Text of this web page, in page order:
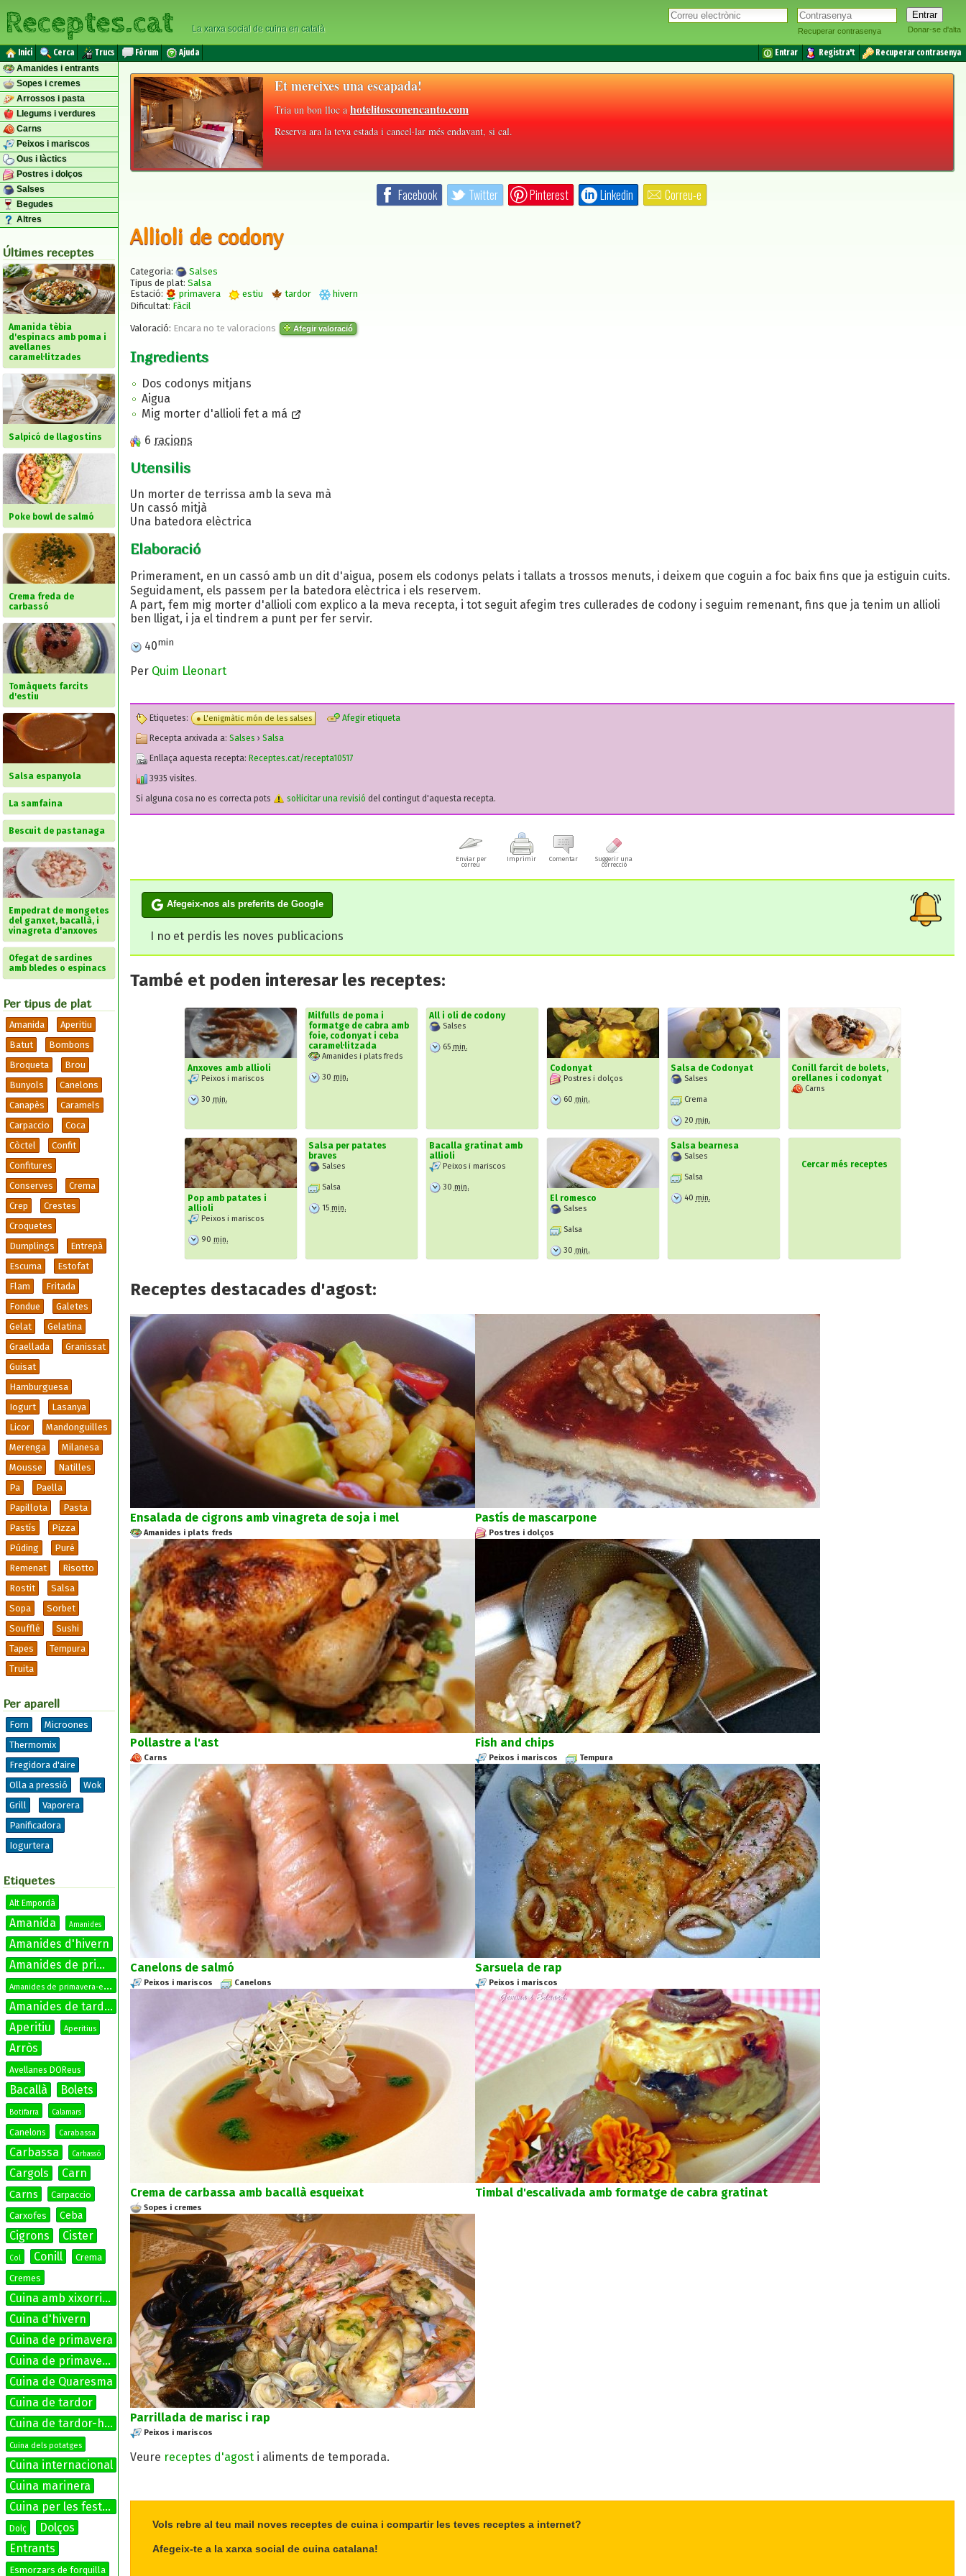
Recuperar contrasenya Donar-se d'alta
Receptes.cat La xarxa social de cuina en català
Inici Cerca Trucs Fòrum Ajuda Entrar Registra't
Recuperar contrasenya
Amanides i entrants
Sopes i cremes
Arrossos i pasta
Llegums i verdures
Carns
Peixos i mariscos
Ous i làctics
Postres i dolços
Salses
Begudes
Altres
Últimes receptes
Amanida tèbia
d'espinacs amb poma i
avellanes
caramel·litzades
Salpicó de llagostins
Poke bowl de salmó
Crema freda de
carbassó
Tomàquets farcits
d'estiu
Salsa espanyola
La samfaina
Bescuit de pastanaga
Empedrat de mongetes
del ganxet, bacallà, i
vinagreta d'anxoves
Ofegat de sardines
amb bledes o espinacs
Per tipus de plat
Amanida
Aperitiu
Batut
Bombons
Broqueta
Brou
Bunyols
Canelons
Canapès
Caramels
Carpaccio
Coca
Còctel
Confit
Confitures
Conserves
Crema
Crep
Crestes
Croquetes
Dumplings
Entrepà
Escuma
Estofat
Flam
Fritada
Fondue
Galetes
Gelat
Gelatina
Graellada
Granissat
Guisat
Hamburguesa
Iogurt
Lasanya
Licor
Mandonguilles
Merenga
Milanesa
Mousse
Natilles
Pa
Paella
Papillota
Pasta
Pastís
Pizza
Púding
Puré
Remenat
Risotto
Rostit
Salsa
Sopa
Sorbet
Soufflé
Sushi
Tapes
Tempura
Truita
Per aparell
Forn
Microones
Thermomix
Fregidora d'aire
Olla a pressió
Wok
Grill
Vaporera
Panificadora
Iogurtera
Etiquetes
Alt Empordà
Amanida Amanides
Amanides d'hivern
Amanides de primavera
A
manides de primavera-estiu
Amanides de tardor
Aperitiu
Aperitius
Arròs
Avellanes DOReus
Bacallà Bolets
Botifarra Calamars
Canelons Carabassa
Carbassa Carbassó
Cargols Carn
Carns
Carpaccio
Carxofes
Ceba
Cigrons Cister
Col Conill
Crema
Cremes
Cuina amb xixorrites
Cuina d'hivern
Cuina de primavera
Cuina de primavera-estiu
Cuina de Quaresma
Cuina de tardor
Cuina de tardor-hivern
Cuina dels potatges
Cuina internacional
Cuina marinera
Cuina per les festes
Dolç
Dolços
Entrants
Esmorzars de forquilla
Et mereixes una escapada!
Tria un bon lloc ahotelitosconencanto.com
Reserva ara la teva estada i cancel·lar més endavant, si cal.
Facebook Twitter Pinterest Linkedin Correu-e
Allioli de codony
Categoria:
Salses
Tipus de plat: Salsa
Estació:
primavera estiu tardor
hivern
Dificultat: Fàcil
Valoració: Encara no te valoracions Afegir valoració
Ingredients
Dos codonys mitjans
Aigua
Mig morter d'allioli fet a má
6 racions
Utensilis
Un morter de terrissa amb la seva mà
Un cassó mitjà
Una batedora elèctrica
Elaboració
Primerament, en un cassó amb un dit d'aigua, posem els codonys pelats i tallats a trossos menuts, i deixem que coguin a foc baix fins que ja estiguin cuits.
Seguidament, els passem per la batedora elèctrica i els reservem.
A part, fem mig morter d'allioli com explico a la meva recepta, i tot seguit afegim tres cullerades de codony i seguim remenant, fins que ja tenim un allioli
ben lligat, i ja el tindrem a punt per fer servir.
40min
Per Quim Lleonart
Etiquetes: L'enigmàtic món de les salses
Afegir etiqueta
Recepta arxivada a: Salses › Salsa
Enllaça aquesta recepta: Receptes.cat/recepta10517
3935 visites.
Si alguna cosa no es correcta pots
sol·licitar una revisió del contingut d'aquesta recepta.
Enviar per
correu
Imprimir Comentar
Suggerir una
correcció
Afegeix-nos als preferits de Google
I no et perdis les noves publicacions
També et poden interesar les receptes:
Anxoves amb allioli
Peixos i mariscos
30 min.
Milfulls de poma i
formatge de cabra amb
foie, codonyat i ceba
caramel·litzada
Amanides i plats freds
30 min.
All i oli de codony
Salses
65 min.
Codonyat
Postres i dolços
60 min.
Salsa de Codonyat
Salses
Crema
20 min.
Conill farcit de bolets,
orellanes i codonyat
Carns
Pop amb patates i
allioli
Peixos i mariscos
90 min.
Salsa per patates
braves
Salses
Salsa
15 min.
Bacalla gratinat amb
allioli
Peixos i mariscos
30 min.
El romesco
Salses
Salsa
30 min.
Salsa bearnesa
Salses
Salsa
40 min.
Cercar més receptes
Receptes destacades d'agost:
Ensalada de cigrons amb vinagreta de soja i mel
Amanides i plats freds
Pastís de mascarpone
Postres i dolços
Pollastre a l'ast
Carns
Fish and chips
Peixos i mariscos Tempura
Canelons de salmó
Peixos i mariscos Canelons
Sarsuela de rap
Peixos i mariscos
Crema de carbassa amb bacallà esqueixat
Sopes i cremes
Timbal d'escalivada amb formatge de cabra gratinat
Parrillada de marisc i rap
Peixos i mariscos
Veure receptes d'agost i aliments de temporada.
Vols rebre al teu mail noves receptes de cuina i compartir les teves receptes a internet?
Afegeix-te a la xarxa social de cuina catalana!